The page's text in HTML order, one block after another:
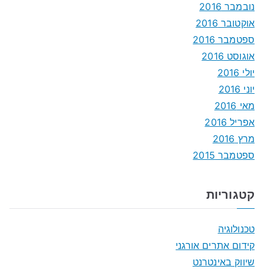
נובמבר 2016
אוקטובר 2016
ספטמבר 2016
אוגוסט 2016
יולי 2016
יוני 2016
מאי 2016
אפריל 2016
מרץ 2016
ספטמבר 2015
קטגוריות
טכנולוגיה
קידום אתרים אורגני
שיווק באינטרנט